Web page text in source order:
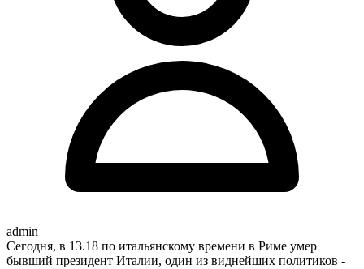
admin
Сегодня, в 13.18 по итальянскому времени в Риме умер
бывший президент Италии, один из виднейших политиков -